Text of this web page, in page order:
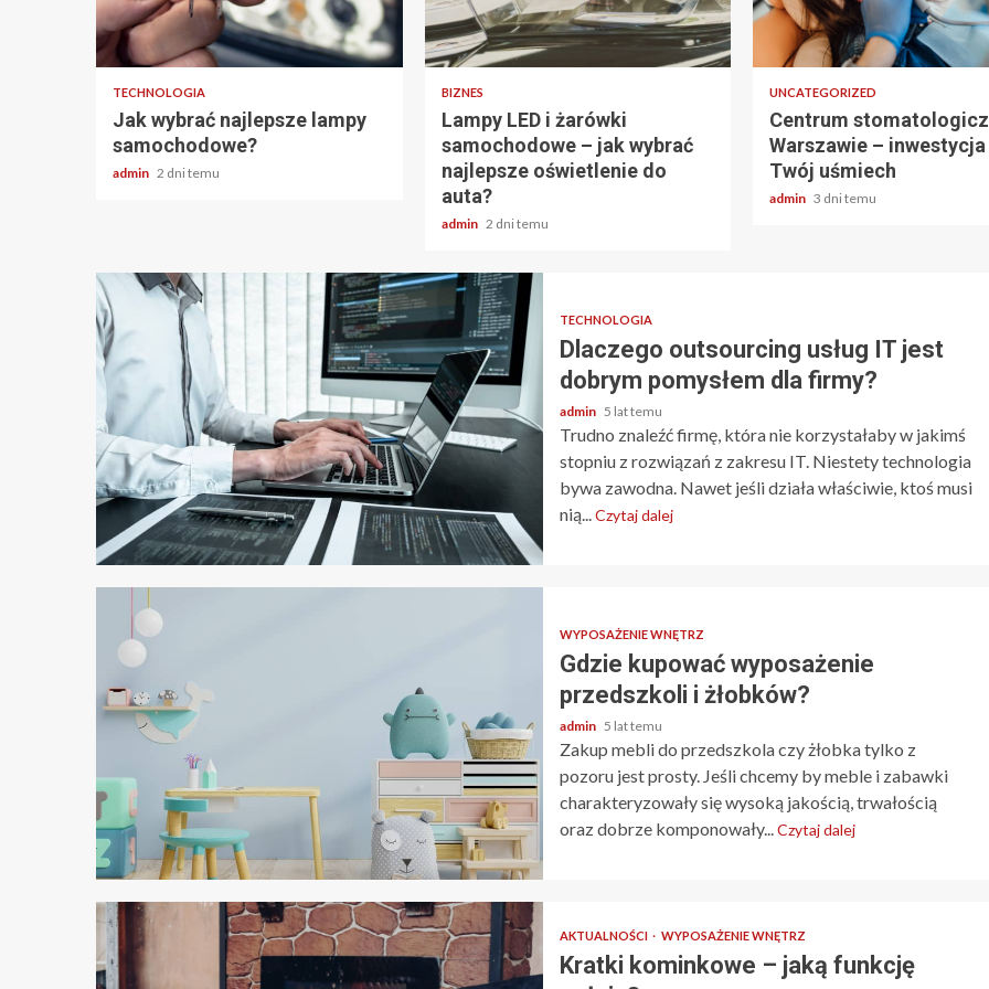
2 min odczytu
TECHNOLOGIA
Jak wybrać najlepsze lampy
samochodowe?
admin 2 dni temu
2 min odczytu
BIZNES
Lampy LED i żarówki
samochodowe – jak wybrać
najlepsze oświetlenie do
auta?
admin 2 dni temu
2 min odczytu
UNCATEGORIZED
Centrum
Warszawie – inwestycja
Twój uśmiech
admin 3 dni temu
2 min odczytu
TECHNOLOGIA
Dlaczego outsourcing usług IT jest
dobrym pomysłem dla firmy?
admin 5 lat temu
Trudno znaleźć firmę, która nie korzystałaby w jakimś
stopniu z rozwiązań z zakresu IT. Niestety technologia
bywa zawodna. Nawet jeśli działa właściwie, ktoś musi
nią... Czytaj dalej
2 min odczytu
WYPOSAŻENIE WNĘTRZ
Gdzie kupować wyposażenie
przedszkoli i żłobków?
admin 5 lat temu
Zakup mebli do przedszkola czy żłobka tylko z
pozoru jest prosty. Jeśli chcemy by meble i zabawki
charakteryzowały się wysoką jakością, trwałością
oraz dobrze komponowały... Czytaj dalej
AKTUALNOŚCI WYPOSAŻENIE WNĘTRZ
Kratki kominkowe – jaką funkcję